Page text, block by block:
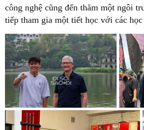
công nghệ cũng đến thăm một ngôi
tiếp tham gia một tiết học với các